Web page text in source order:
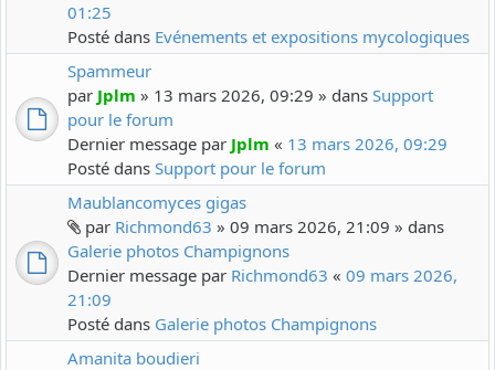
01:25
Posté dans Evénements et expositions mycologiques
Spammeur
par Jplm » 13 mars 2026, 09:29 » dans Support
pour le forum
Dernier message par Jplm « 13 mars 2026, 09:29
Posté dans Support pour le forum
Maublancomyces gigas
par Richmond63 » 09 mars 2026, 21:09 » dans
Galerie photos Champignons
Dernier message par Richmond63 « 09 mars 2026,
21:09
Posté dans Galerie photos Champignons
Amanita boudieri